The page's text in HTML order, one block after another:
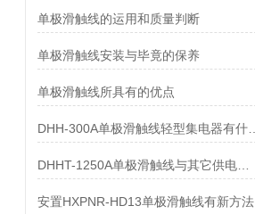
单极滑触线的运用和质量判断
单极滑触线安装与毕竟的保养
单极滑触线所具有的优点
安置HXPNR-HD13单极滑触线有新方法